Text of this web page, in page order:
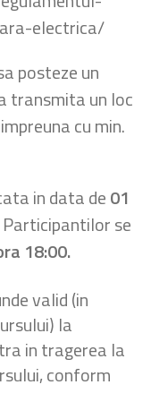
electrica/
posteze un
transmita un loc
cu min.
in data de01
se
18:00.
valid (in
la
in tragerea la
conform